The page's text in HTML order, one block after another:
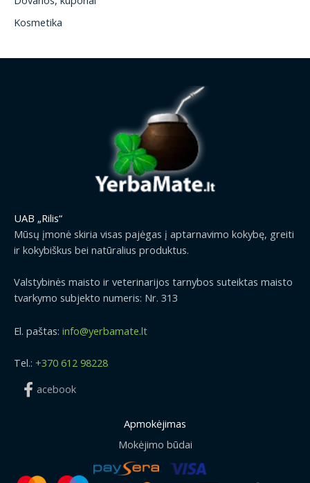
Kosmetika
UAB „Rilis“
Mūsų įmonė skiria visas pajėgas į aptarnavimo kokybę, greiti
ir kokybiškus bei natūralius produktus.
Valstybinės maisto ir veterinarijos tarnybos suteiktas maisto
tvarkymo subjekto numeris: Nr. 313
El. paštas: info@yerbamate.lt
Tel.: +370 612 98228
acebook
Apmokėjimas
Mokėjimo būdai